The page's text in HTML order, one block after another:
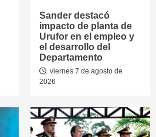
Sander destacó
impacto de planta de
Urufor en el empleo y
el desarrollo del
Departamento
viernes 7 de agosto de
2026